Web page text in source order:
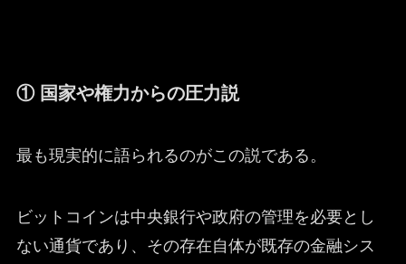
① 国家や権力からの圧力説
最も現実的に語られるのがこの説である。
ビットコインは中央銀行や政府の管理を必要とし
ない通貨であり、その存在自体が既存の金融シス